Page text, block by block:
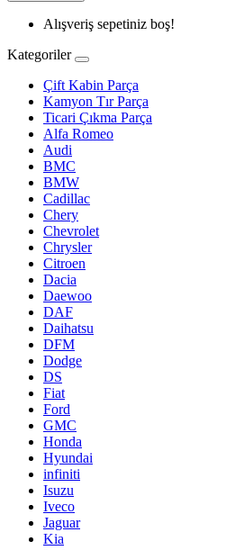
Alışveriş sepetiniz boş!
Kategoriler
Çift Kabin Parça
Kamyon Tır Parça
Ticari Çıkma Parça
Alfa Romeo
Audi
BMC
BMW
Cadillac
Chery
Chevrolet
Chrysler
Citroen
Dacia
Daewoo
DAF
Daihatsu
DFM
Dodge
DS
Fiat
Ford
GMC
Honda
Hyundai
infiniti
Isuzu
Iveco
Jaguar
Kia